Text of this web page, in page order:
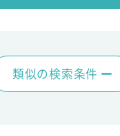
類似の検索条件